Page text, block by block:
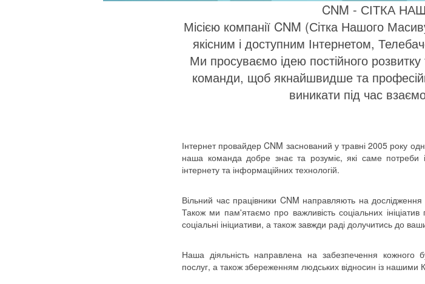
CNM - СІТКА
Місією компанії CNM (Сітка Нашого
якісним і доступним Інтернетом,
Ми просуваємо ідею постійного
команди, щоб якнайшвидше та
виникати під час
Інтернет провайдер CNM заснований у травні 2005 року
наша команда добре знає та розуміє, які саме потреби
інтернету та інформаційних технологій.
Вільний час працівники CNM направляють на
Також ми пам'ятаємо про важливість соціальних
соціальні ініциативи, а також завжди раді долучитись до
Наша діяльність направлена на забезпечення кожного
послуг, а також збереженням людських відносин із нашими